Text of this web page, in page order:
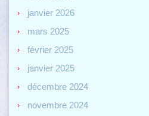
janvier 2026
mars 2025
février 2025
janvier 2025
décembre 2024
novembre 2024